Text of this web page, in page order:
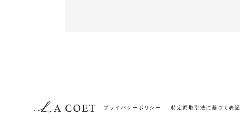
プライバシーポリシー 特定商取引法に基づく表記